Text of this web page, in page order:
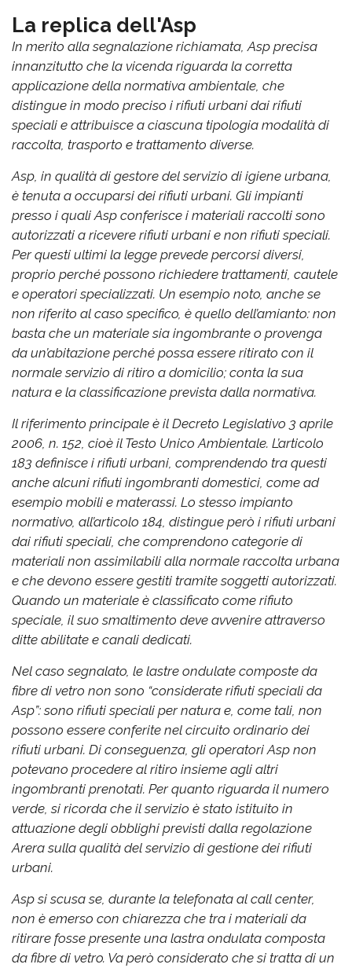
La replica dell'Asp
In merito alla segnalazione richiamata, Asp precisa
innanzitutto che la vicenda riguarda la corretta
applicazione della normativa ambientale, che
distingue in modo preciso i rifiuti urbani dai rifiuti
speciali e attribuisce a ciascuna tipologia modalità di
raccolta, trasporto e trattamento diverse.
Asp, in qualità di gestore del servizio di igiene urbana,
è tenuta a occuparsi dei rifiuti urbani. Gli impianti
presso i quali Asp conferisce i materiali raccolti sono
autorizzati a ricevere rifiuti urbani e non rifiuti speciali.
Per questi ultimi la legge prevede percorsi diversi,
proprio perché possono richiedere trattamenti, cautele
e operatori specializzati. Un esempio noto, anche se
non riferito al caso specifico, è quello dell’amianto: non
basta che un materiale sia ingombrante o provenga
da un’abitazione perché possa essere ritirato con il
normale servizio di ritiro a domicilio; conta la sua
natura e la classificazione prevista dalla normativa.
Il riferimento principale è il Decreto Legislativo 3 aprile
2006, n. 152, cioè il Testo Unico Ambientale. L’articolo
183 definisce i rifiuti urbani, comprendendo tra questi
anche alcuni rifiuti ingombranti domestici, come ad
esempio mobili e materassi. Lo stesso impianto
normativo, all’articolo 184, distingue però i rifiuti urbani
dai rifiuti speciali, che comprendono categorie di
materiali non assimilabili alla normale raccolta urbana
e che devono essere gestiti tramite soggetti autorizzati.
Quando un materiale è classificato come rifiuto
speciale, il suo smaltimento deve avvenire attraverso
ditte abilitate e canali dedicati.
Nel caso segnalato, le lastre ondulate composte da
fibre di vetro non sono “considerate rifiuti speciali da
Asp”: sono rifiuti speciali per natura e, come tali, non
possono essere conferite nel circuito ordinario dei
rifiuti urbani. Di conseguenza, gli operatori Asp non
potevano procedere al ritiro insieme agli altri
ingombranti prenotati. Per quanto riguarda il numero
verde, si ricorda che il servizio è stato istituito in
attuazione degli obblighi previsti dalla regolazione
Arera sulla qualità del servizio di gestione dei rifiuti
urbani.
Asp si scusa se, durante la telefonata al call center,
non è emerso con chiarezza che tra i materiali da
ritirare fosse presente una lastra ondulata composta
da fibre di vetro. Va però considerato che si tratta di un